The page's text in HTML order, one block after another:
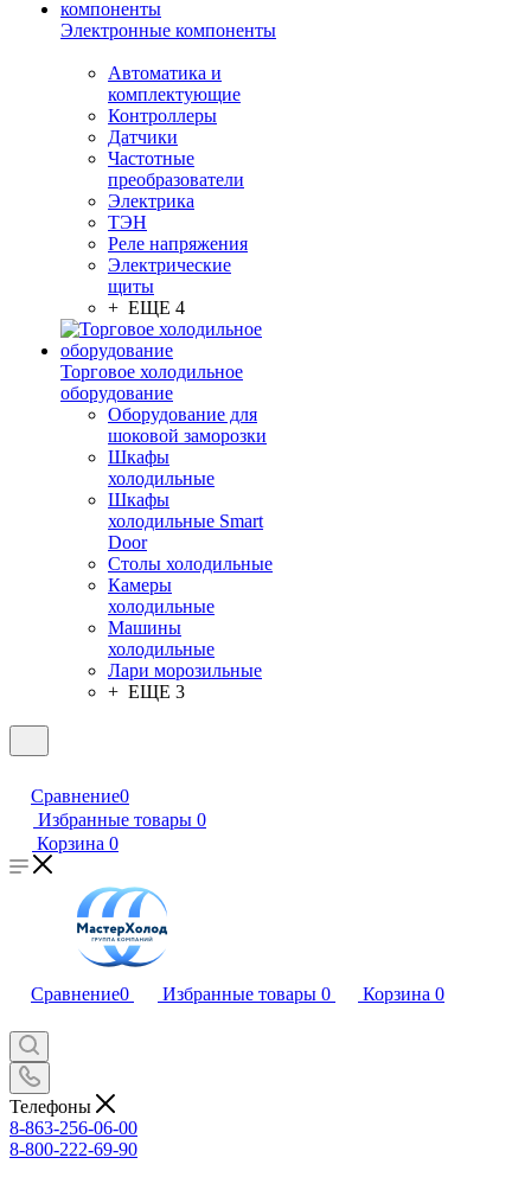
Электронные компоненты
Автоматика и
комплектующие
Контроллеры
Датчики
Частотные
преобразователи
Электрика
ТЭН
Реле напряжения
Электрические
щиты
+ ЕЩЕ 4
Торговое холодильное
оборудование
Оборудование для
шоковой заморозки
Шкафы
холодильные
Шкафы
холодильные Smart
Door
Столы холодильные
Камеры
холодильные
Машины
холодильные
Лари морозильные
+ ЕЩЕ 3
Сравнение0
Избранные товары 0
Корзина 0
Сравнение0 Избранные товары 0 Корзина 0
Телефоны
8-863-256-06-00
8-800-222-69-90